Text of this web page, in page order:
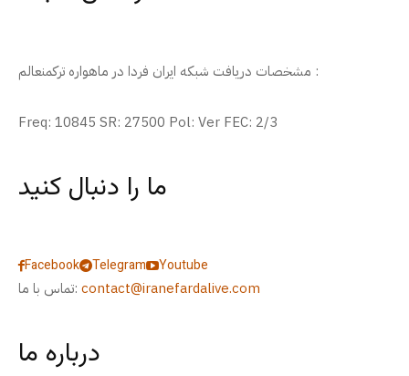
مشخصات دریافت شبکه ایران فردا در ماهواره ترکمنعالم :
Freq: 10845 SR: 27500 Pol: Ver FEC: 2/3
ما را دنبال کنید
Facebook Telegram
Youtube
تماس با ما: contact@iranefardalive.com
درباره ما